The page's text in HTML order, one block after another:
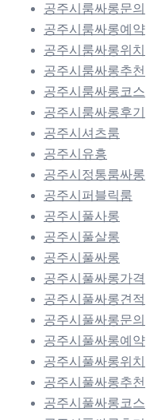
공주시룸싸롱문의
공주시룸싸롱예약
공주시룸싸롱위치
공주시룸싸롱추천
공주시룸싸롱코스
공주시룸싸롱후기
공주시셔츠룸
공주시유흥
공주시정통룸싸롱
공주시퍼블릭룸
공주시풀사롱
공주시풀살롱
공주시풀싸롱
공주시풀싸롱가격
공주시풀싸롱견적
공주시풀싸롱문의
공주시풀싸롱예약
공주시풀싸롱위치
공주시풀싸롱추천
공주시풀싸롱코스